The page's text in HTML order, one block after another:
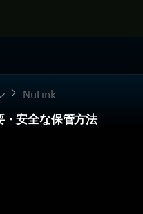
NuLink
安全な保管方法